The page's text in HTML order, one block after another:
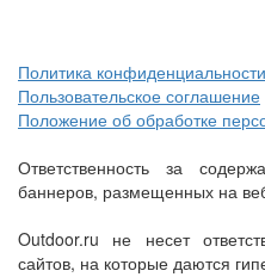
Политика конфиденциальности
Пользовательское соглашение
Положение об обработке
Ответственность за
баннеров, размещенных на
Outdoor.ru не несет
сайтов, на которые даются